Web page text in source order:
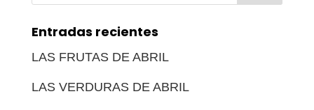
Entradas recientes
LAS FRUTAS DE ABRIL
LAS VERDURAS DE ABRIL